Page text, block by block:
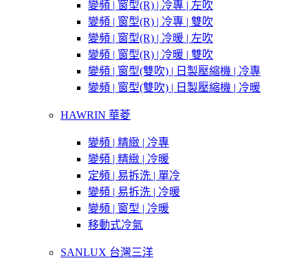
變頻 | 窗型(R) | 冷專 | 左吹
變頻 | 窗型(R) | 冷專 | 雙吹
變頻 | 窗型(R) | 冷暖 | 左吹
變頻 | 窗型(R) | 冷暖 | 雙吹
變頻 | 窗型(雙吹) | 日製壓縮機 | 冷專
變頻 | 窗型(雙吹) | 日製壓縮機 | 冷暖
HAWRIN 華菱
變頻 | 精緻 | 冷專
變頻 | 精緻 | 冷暖
定頻 | 易拆洗 | 單冷
變頻 | 易拆洗 | 冷暖
變頻 | 窗型 | 冷暖
移動式冷氣
SANLUX 台灣三洋